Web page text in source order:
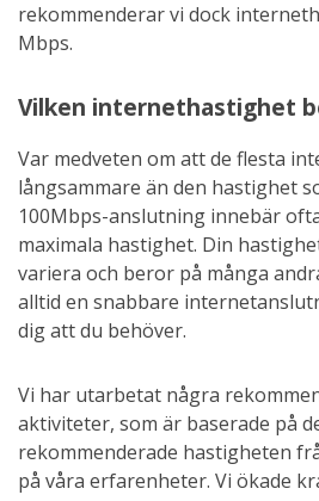
rekommenderar vi dock
Mbps.
Vilken internethastighet
Var medveten om att de flesta
långsammare än den hastighet
100Mbps-anslutning innebär
maximala hastighet. Din
variera och beror på många
alltid en snabbare
dig att du behöver.
Vi har utarbetat några
aktiviteter, som är baserade på
rekommenderade hastigheten
på våra erfarenheter. Vi ökade